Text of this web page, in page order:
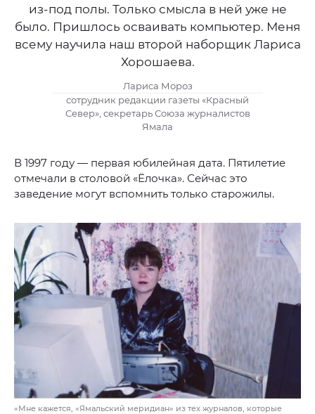
из-под полы. Только смысла в ней уже не
было. Пришлось осваивать компьютер. Меня
всему научила наш второй наборщик Лариса
Хорошаева.
Лариса Мороз
сотрудник редакции газеты «Красный
Север», секретарь Союза журналистов
Ямала
В 1997 году — первая юбилейная дата. Пятилетие
отмечали в столовой «Ёлочка». Сейчас это
заведение могут вспомнить только старожилы.
«Мне кажется, «Ямальский меридиан» из тех журналов, которые